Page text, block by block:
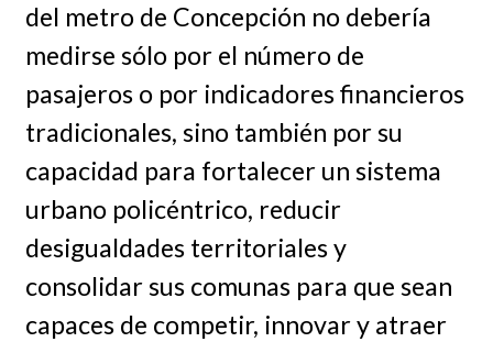
del metro de Concepción no debería
medirse sólo por el número de
pasajeros o por indicadores financieros
tradicionales, sino también por su
capacidad para fortalecer un sistema
urbano policéntrico, reducir
desigualdades territoriales y
consolidar sus comunas para que sean
capaces de competir, innovar y atraer